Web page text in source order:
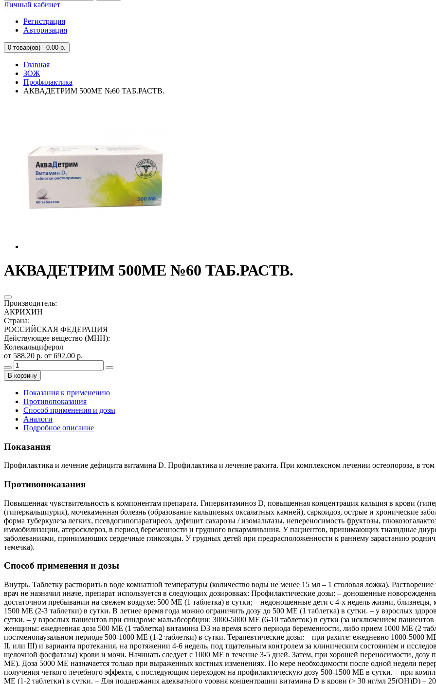
Личный кабинет
Регистрация
Авторизация
0 товар(ов) - 0.00 р.
Главная
ЗОЖ
Профилактика
АКВАДЕТРИМ 500МЕ №60 ТАБ.РАСТВ.
АКВАДЕТРИМ 500МЕ №60 ТАБ.РАСТВ.
Производитель:
АКРИХИН
Страна:
РОССИЙСКАЯ ФЕДЕРАЦИЯ
Действующее вещество (МНН):
Колекальциферол
от 588.20 р. от 692.00 р.
В корзину
Показания к применению
Противопоказания
Способ применения и дозы
Аналоги
Подробное описание
Показания
Профилактика и лечение дефицита витамина D. Профилактика и лечение рахита. При комплексном лечении остеопороза, в том
Противопоказания
Повышенная чувствительность к компонентам препарата. Гипервитаминоз D, повышенная концентрация кальция в крови
(гиперкальциурия), мочекаменная болезнь (образование кальциевых оксалатных камней), саркоидоз, острые и хронические
форма туберкулеза легких, псевдогипопаратиреоз, дефицит сахарозы / изомальтазы, непереносимость фруктозы,
иммобилизации, атеросклероз, в период беременности и грудного вскармливания. У пациентов, принимающих тиазидные
заболеваниями, принимающих сердечные гликозиды. У грудных детей при предрасположенности к раннему зарастанию
темечка).
Способ применения и дозы
Внутрь. Таблетку растворить в воде комнатной температуры (количество воды не менее 15 мл – 1 столовая ложка).
врач не назначил иначе, препарат используется в следующих дозировках: Профилактические дозы: – доношенные
достаточном пребывании на свежем воздухе: 500 МЕ (1 таблетка) в сутки; – недоношенные дети с 4-х недель жизни,
1500 МЕ (2-3 таблетки) в сутки. В летнее время года можно ограничить дозу до 500 МЕ (1 таблетка) в сутки. – у взрослых
сутки. – у взрослых пациентов при синдроме мальабсорбции: 3000-5000 МЕ (6-10 таблеток) в сутки (за исключением
женщины: ежедневная доза 500 МЕ (1 таблетка) витамина D3 на время всего периода беременности, либо прием 1000 МЕ (2
постменопаузальном периоде 500-1000 МЕ (1-2 таблетки) в сутки. Терапевтические дозы: – при рахите: ежедневно 1000-5000
II, или III) и варианта протекания, на протяжении 4-6 недель, под тщательным контролем за клиническим состоянием и
щелочной фосфатазы) крови и мочи. Начинать следует с 1000 МЕ в течение 3-5 дней. Затем, при хорошей переносимости,
МЕ). Доза 5000 МЕ назначается только при выраженных костных изменениях. По мере необходимости после одной недели
получения четкого лечебного эффекта, с последующим переходом на профилактическую дозу 500-1500 МЕ в сутки. – при
МЕ (1-2 таблетки) в сутки. – Для поддержания адекватного уровня концентрации витамина D в крови (> 30 нг/мл 25(ОН)D) –